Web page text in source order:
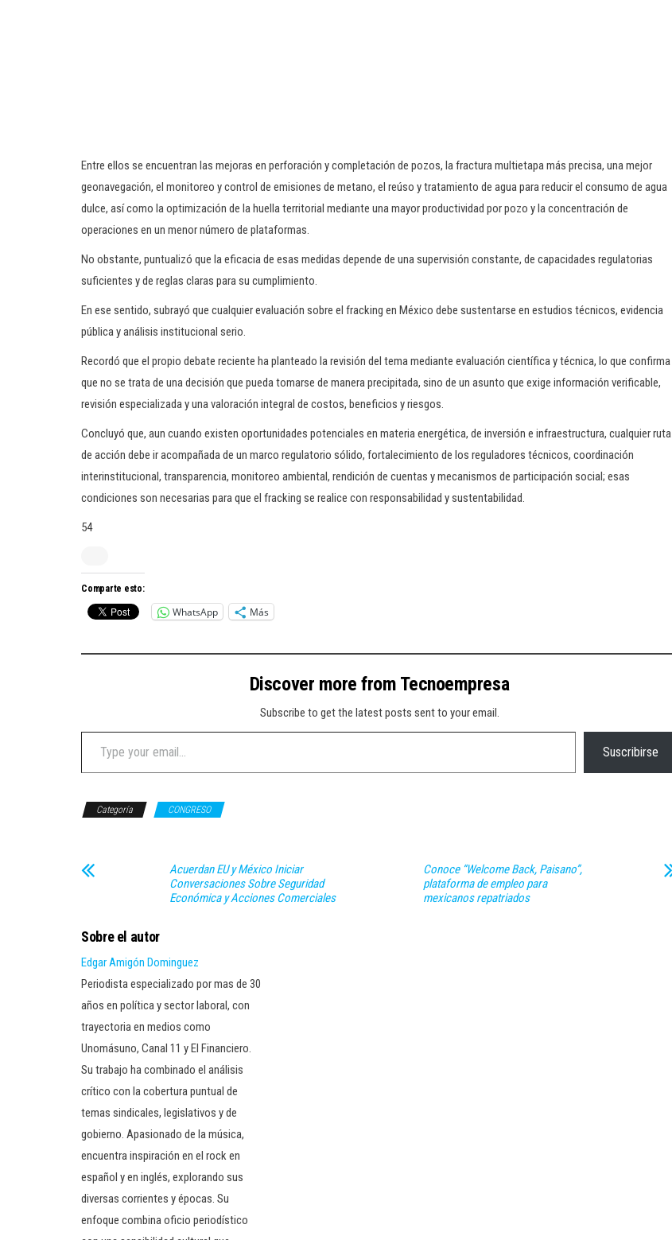
Entre ellos se encuentran las mejoras en perforación y completación de pozos, la fractura multietapa más precisa, una mejor
geonavegación, el monitoreo y control de emisiones de metano, el reúso y tratamiento de agua para reducir el consumo de agua
dulce, así como la optimización de la huella territorial mediante una mayor productividad por pozo y la concentración de
operaciones en un menor número de plataformas.
No obstante, puntualizó que la eficacia de esas medidas depende de una supervisión constante, de capacidades regulatorias
suficientes y de reglas claras para su cumplimiento.
En ese sentido, subrayó que cualquier evaluación sobre el fracking en México debe sustentarse en estudios técnicos, evidencia
pública y análisis institucional serio.
Recordó que el propio debate reciente ha planteado la revisión del tema mediante evaluación científica y técnica, lo que confirma
que no se trata de una decisión que pueda tomarse de manera precipitada, sino de un asunto que exige información verificable,
revisión especializada y una valoración integral de costos, beneficios y riesgos.
Concluyó que, aun cuando existen oportunidades potenciales en materia energética, de inversión e infraestructura, cualquier ruta
de acción debe ir acompañada de un marco regulatorio sólido, fortalecimiento de los reguladores técnicos, coordinación
interinstitucional, transparencia, monitoreo ambiental, rendición de cuentas y mecanismos de participación social; esas
condiciones son necesarias para que el fracking se realice con responsabilidad y sustentabilidad.
54
Comparte esto:
WhatsApp Más
Discover more from Tecnoempresa
Subscribe to get the latest posts sent to your email.
Type your email…
Suscribirse
Categoría CONGRESO
Acuerdan EU y México Iniciar
Conversaciones Sobre Seguridad
Económica y Acciones Comerciales
Conoce “Welcome Back, Paisano”,
plataforma de empleo para
mexicanos repatriados
Sobre el autor
Edgar Amigón Dominguez
Periodista especializado por mas de 30
años en política y sector laboral, con
trayectoria en medios como
Unomásuno, Canal 11 y El Financiero.
Su trabajo ha combinado el análisis
crítico con la cobertura puntual de
temas sindicales, legislativos y de
gobierno. Apasionado de la música,
encuentra inspiración en el rock en
español y en inglés, explorando sus
diversas corrientes y épocas. Su
enfoque combina oficio periodístico